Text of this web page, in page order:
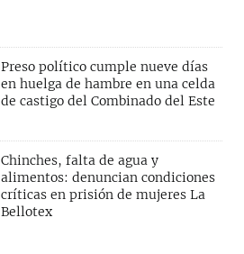
Preso político cumple nueve días
en huelga de hambre en una celda
de castigo del Combinado del Este
Chinches, falta de agua y
alimentos: denuncian condiciones
críticas en prisión de mujeres La
Bellotex